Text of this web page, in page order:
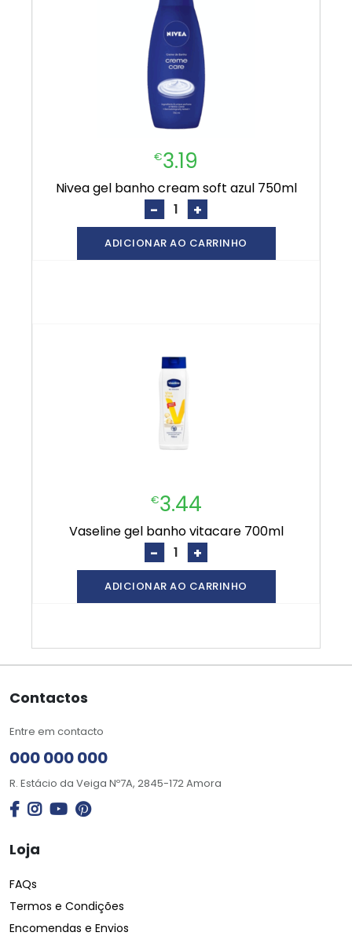
€3.19
nivea gel banho cream soft azul 750ml
- +
ADICIONAR AO CARRINHO
€3.44
vaseline gel banho vitacare 700ml
- +
ADICIONAR AO CARRINHO
Contactos
Entre em contacto
000 000 000
R. Estácio da Veiga Nº7A, 2845-172 Amora
Loja
FAQs
Termos e Condições
Encomendas e Envios